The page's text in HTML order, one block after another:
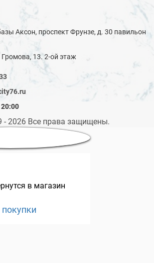
Аксон, проспект Фрунзе, д. 30 павильон
13. 2-ой этаж
- 2026 Все права защищены.
в магазин